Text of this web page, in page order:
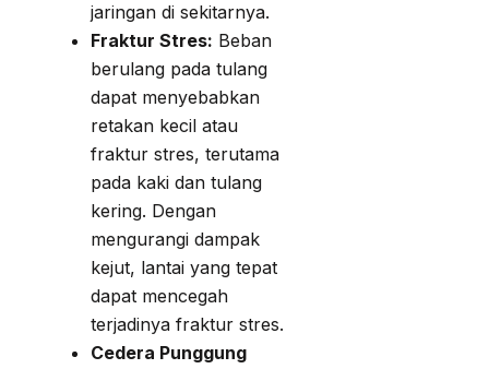
jaringan di sekitarnya.
Fraktur Stres: Beban
berulang pada tulang
dapat menyebabkan
retakan kecil atau
fraktur stres, terutama
pada kaki dan tulang
kering. Dengan
mengurangi dampak
kejut, lantai yang tepat
dapat mencegah
terjadinya fraktur stres.
Cedera Punggung